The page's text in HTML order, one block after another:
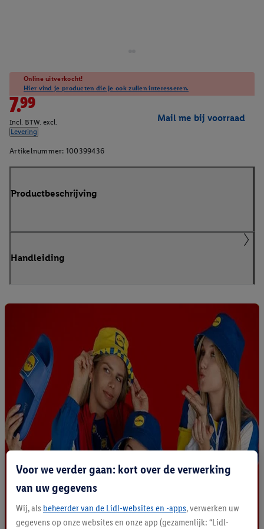
Online uitverkocht!
Hier vind je producten die je ook zullen interesseren.
7.99
Incl. BTW. excl.
Levering
Mail me bij voorraad
Artikelnummer: 100399436
Productbeschrijving
Handleiding
Voor we verder gaan: kort over de verwerking
van uw gegevens
Wij, als beheerder van de Lidl-websites en -apps, verwerken uw
gegevens op onze websites en onze app (gezamenlijk: “Lidl-